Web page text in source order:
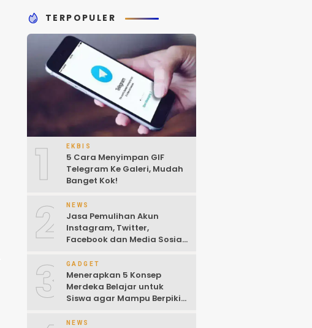
TERPOPULER
1 EKBIS
5 Cara Menyimpan GIF
Telegram Ke Galeri, Mudah
Banget Kok!
2 NEWS
Jasa Pemulihan Akun
Instagram, Twitter,
Facebook dan Media Sosial
2022)
3 GADGET
Menerapkan 5 Konsep
Merdeka Belajar untuk
Siswa agar Mampu Berpikir
NEWS